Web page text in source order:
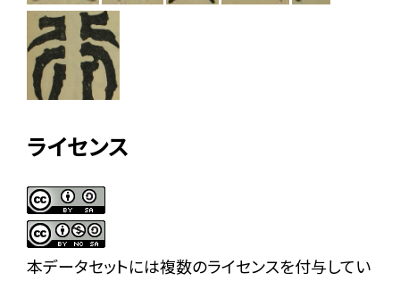
ライセンス
本データセットには複数のライセンスを付与してい